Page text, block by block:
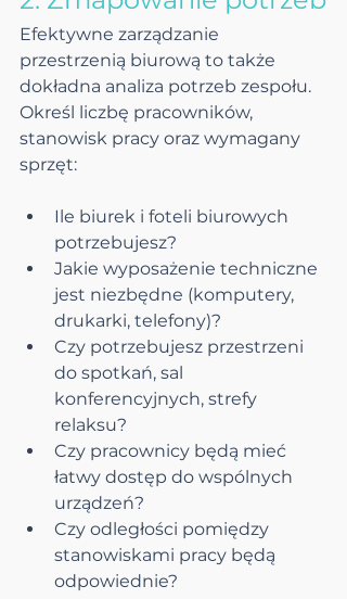
Efektywne zarządzanie
przestrzenią biurową to także
dokładna analiza potrzeb zespołu.
Określ liczbę pracowników,
stanowisk pracy oraz wymagany
sprzęt:
Ile biurek i foteli biurowych
potrzebujesz?
Jakie wyposażenie techniczne
jest niezbędne (komputery,
drukarki, telefony)?
Czy potrzebujesz przestrzeni
do spotkań, sal
konferencyjnych, strefy
relaksu?
Czy pracownicy będą mieć
łatwy dostęp do wspólnych
urządzeń?
Czy odległości pomiędzy
stanowiskami pracy będą
odpowiednie?